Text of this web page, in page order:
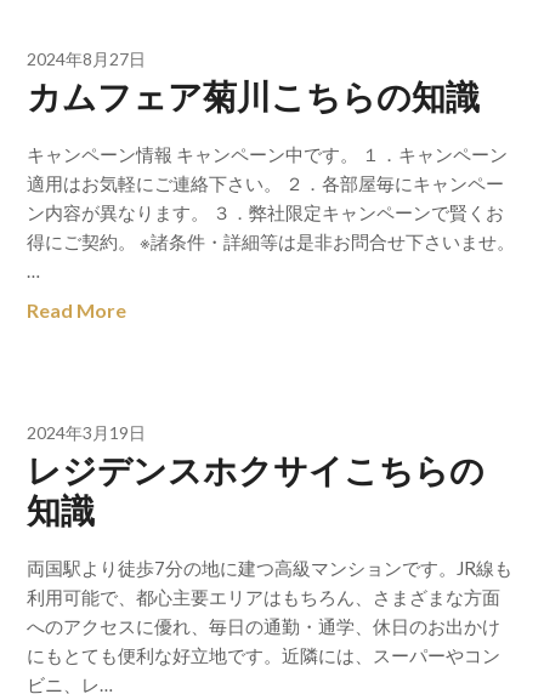
2024年8月27日
カムフェア菊川こちらの知識
キャンペーン情報 キャンペーン中です。 １．キャンペーン
適用はお気軽にご連絡下さい。 ２．各部屋毎にキャンペー
ン内容が異なります。 ３．弊社限定キャンペーンで賢くお
得にご契約。 ※諸条件・詳細等は是非お問合せ下さいませ。
…
Read More
2024年3月19日
レジデンスホクサイこちらの
知識
両国駅より徒歩7分の地に建つ高級マンションです。JR線も
利用可能で、都心主要エリアはもちろん、さまざまな方面
へのアクセスに優れ、毎日の通勤・通学、休日のお出かけ
にもとても便利な好立地です。近隣には、スーパーやコン
ビニ、レ…